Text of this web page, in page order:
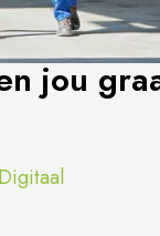
jou